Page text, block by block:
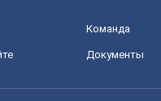
Команда
Документы